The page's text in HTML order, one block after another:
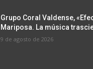
Grupo Coral Valdense,
Mariposa. La música
9 de agosto de 2026